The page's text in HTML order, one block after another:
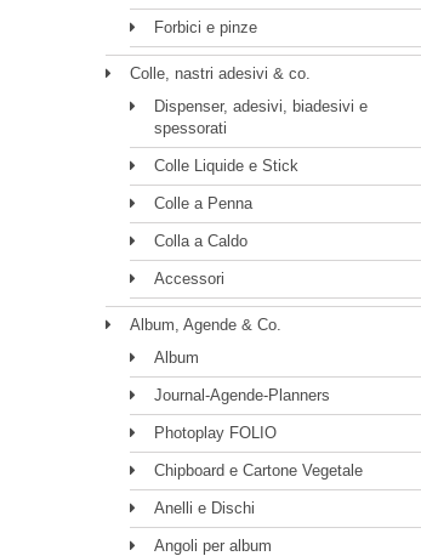
Forbici e pinze
Colle, nastri adesivi & co.
Dispenser, adesivi, biadesivi e
spessorati
Colle Liquide e Stick
Colle a Penna
Colla a Caldo
Accessori
Album, Agende & Co.
Album
Journal-Agende-Planners
Photoplay FOLIO
Chipboard e Cartone Vegetale
Anelli e Dischi
Angoli per album